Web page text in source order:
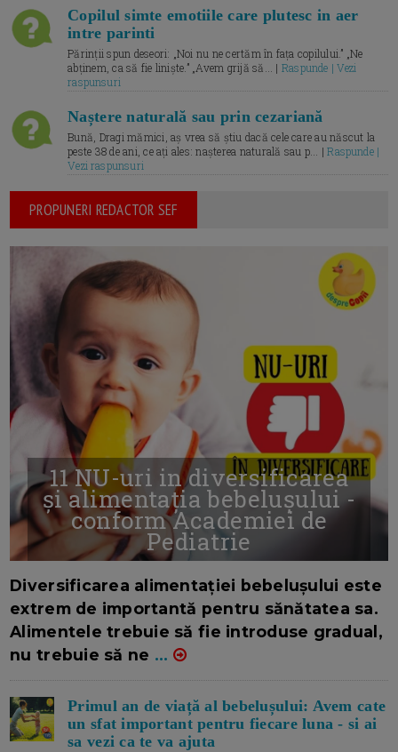
Copilul simte emotiile care plutesc in aer
intre parinti
Părinții spun deseori: „Noi nu ne certăm în fața copilului.” „Ne
abținem, ca să fie liniște.” „Avem grijă să... | Raspunde | Vezi
raspunsuri
Naștere naturală sau prin cezariană
Bună, Dragi mămici, aș vrea să știu dacă cele care au născut la
peste 38 de ani, ce ați ales: nașterea naturală sau p... |Raspunde |
Vezi raspunsuri
PROPUNERI REDACTOR SEF
11 NU-uri in diversificarea
și alimentația bebelușului -
conform Academiei de
Pediatrie
Diversificarea alimentației bebelușului este
extrem de importantă pentru sănătatea sa.
Alimentele trebuie să fie introduse gradual,
nu trebuie să ne ...
Primul an de viață al bebelușului: Avem cate
un sfat important pentru fiecare luna - si ai
sa vezi ca te va ajuta